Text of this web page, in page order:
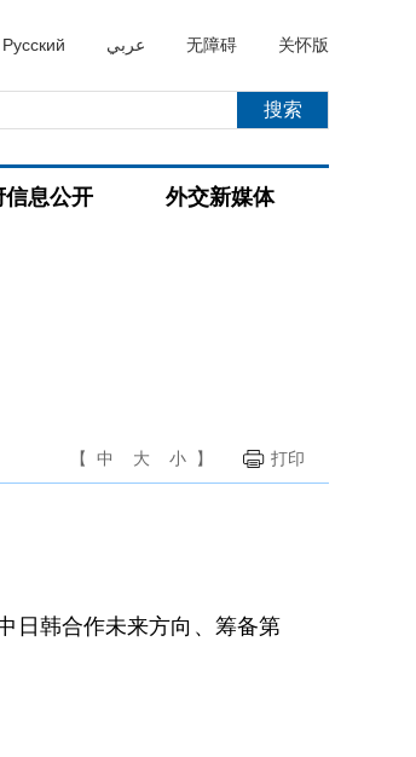
Русский عربي 无障碍 关怀版
信息公开 外交新媒体
【 中 大 小 】 打印
日韩合作未来方向、筹备第